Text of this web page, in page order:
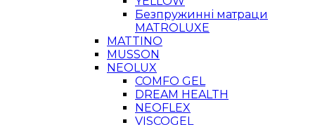
Безпружинні матраци
MATROLUXE
MATTINO
MUSSON
NEOLUX
COMFO GEL
DREAM HEALTH
NEOFLEX
VISCOGEL